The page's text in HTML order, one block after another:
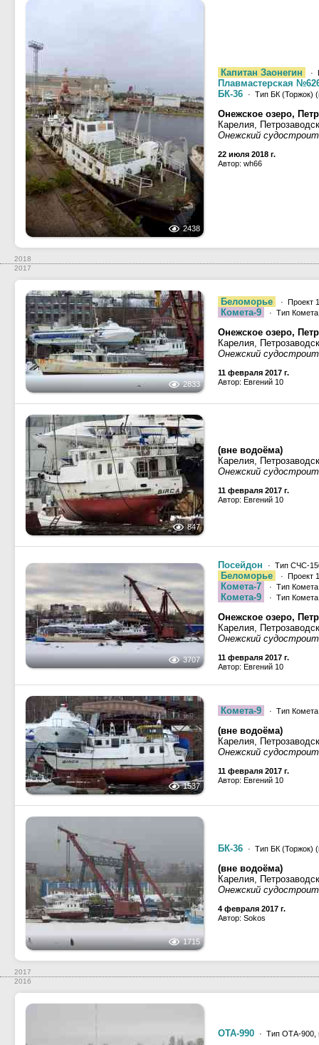
2438
Капитан Заонегин ·
Плавмастерская
БК-36
· Тип БК (Торжок)
Онежское озеро,
Карелия, Петрозаводск
Онежский
22 июля 2018 г.
Автор: wh66
2018
2017
2833
Беломорье · Проект
Комета-9 · Тип
Онежское озеро,
Карелия, Петрозаводск
Онежский
11 февраля 2017 г.
Автор: Евгений 10
847
(вне водоёма)
Карелия, Петрозаводск
Онежский
11 февраля 2017 г.
Автор: Евгений 10
3707
Посейдон · Тип СЧС-
Беломорье · Проект
Комета-7 · Тип
Комета-9 · Тип
Онежское озеро,
Карелия, Петрозаводск
Онежский
11 февраля 2017 г.
Автор: Евгений 10
1537
Комета-9 · Тип
(вне водоёма)
Карелия, Петрозаводск
Онежский
11 февраля 2017 г.
Автор: Евгений 10
1715
БК-36 · Тип БК (Торжок)
(вне водоёма)
Карелия, Петрозаводск
Онежский
4 февраля 2017 г.
Автор: Sokos
2017
2016
ОТА-990 · Тип ОТА-900,